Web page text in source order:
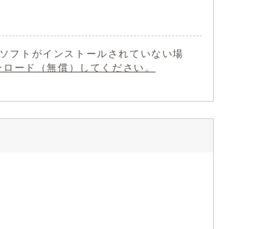
トがインストールされていない場
ード（無償）してください。